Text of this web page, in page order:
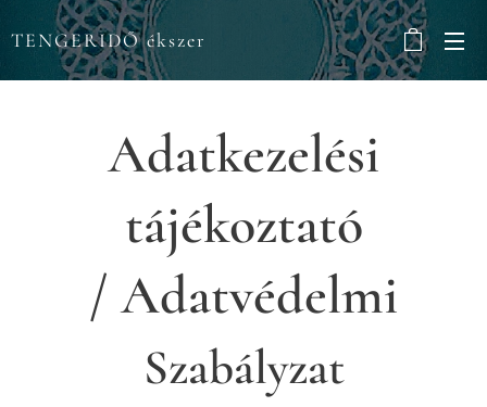
TENGERIDŐ ékszer
Adatkezelési
tájékoztató
/Adatvédelmi
Szabályzat